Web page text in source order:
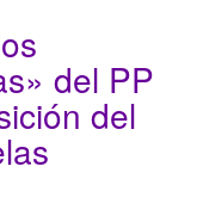
del PP
del